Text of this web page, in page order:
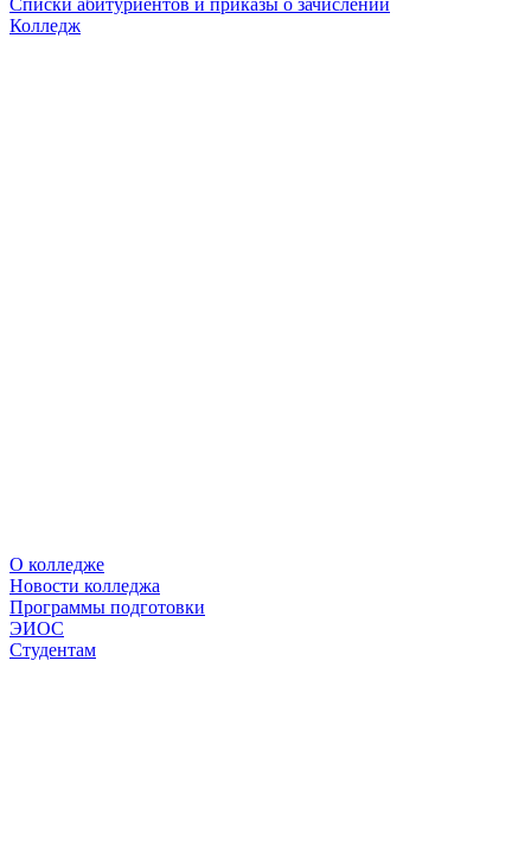
Списки абитуриентов и приказы о зачислении
Колледж
О колледже
Новости колледжа
Программы подготовки
ЭИОС
Студентам